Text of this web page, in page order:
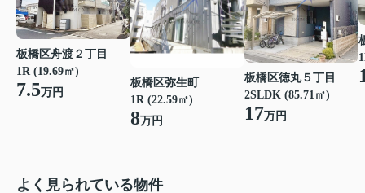
板橋区舟渡２丁目
1R (19.69㎡)
7.5万円
板橋区弥生町
1R (22.59㎡)
8万円
板橋区徳丸５丁目
2SLDK (85.71㎡)
17万円
よく見られている物件